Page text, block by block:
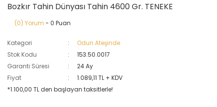
Bozkır Tahin Dünyası Tahin 4600 Gr. TENEKE
(0) Yorum - 0 Puan
Kategori
Odun Ateşinde
Stok Kodu
153.50.0017
Garanti Süresi
24 Ay
Fiyat
1.089,11 TL + KDV
*1.100,00 TL den başlayan taksitlerle!